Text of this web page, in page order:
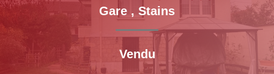
ESTIMATION
NOTRE AGENCE
Gare , Stains
Vendu